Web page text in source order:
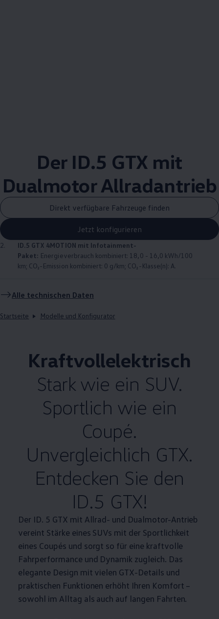
Der ID.5 GTX mit
DualmotorAllradantrieb
Direkt verfügbare Fahrzeuge finden
Jetzt konfigurieren
2. ID.5 GTX 4MOTION mit Infotainment-
Paket: Energieverbrauch kombiniert: 18,0 - 16,0 kWh/100
km; CO₂-Emission kombiniert: 0 g/km; CO₂-Klasse(n): A.
Alle technischen Daten
Startseite Modelle und Konfigurator
Kraftvollelektrisch
Stark wie ein SUV.
Sportlich wie ein
Coupé.
Unvergleichlich GTX.
Entdecken Sie den
ID.5 GTX!
Der ID. 5 GTX mit Allrad- und Dualmotor-Antrieb
vereint Stärke eines SUVs mit der Sportlichkeit
eines Coupés und sorgt so für eine kraftvolle
Fahrperformance und Dynamik zugleich. Das
elegante Design mit vielen GTX-Details und
praktischen Funktionen erhöht Ihren Komfort –
sowohl im Alltag als auch auf langen Fahrten.